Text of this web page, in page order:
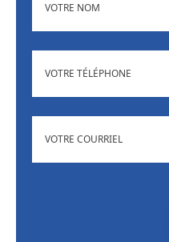
COURRIEL(NÉCESSAIRE)